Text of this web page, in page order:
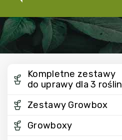
Kompletne zestawy
do uprawy dla 3 roślin
Zestawy Growbox
Growboxy